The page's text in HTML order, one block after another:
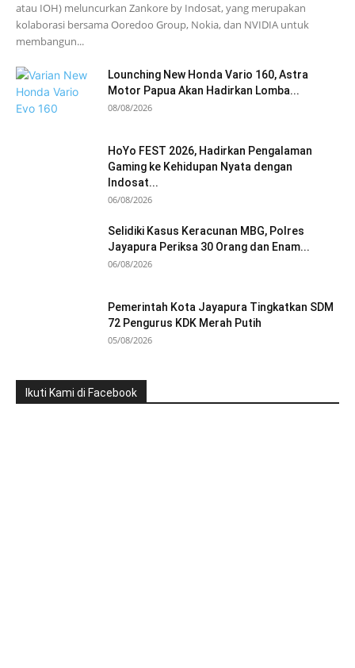
atau IOH) meluncurkan Zankore by Indosat, yang merupakan
kolaborasi bersama Ooredoo Group, Nokia, dan NVIDIA untuk
membangun...
Lounching New Honda Vario 160, Astra
Motor Papua Akan Hadirkan Lomba...
08/08/2026
HoYo FEST 2026, Hadirkan Pengalaman
Gaming ke Kehidupan Nyata dengan
Indosat...
06/08/2026
Selidiki Kasus Keracunan MBG, Polres
Jayapura Periksa 30 Orang dan Enam...
06/08/2026
Pemerintah Kota Jayapura Tingkatkan SDM
72 Pengurus KDK Merah Putih
05/08/2026
Ikuti Kami di Facebook